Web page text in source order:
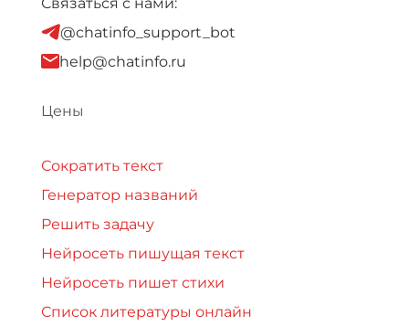
@chatinfo_support_bot
help@chatinfo.ru
Цены
Сократить текст
Генератор названий
Решить задачу
Нейросеть пишущая текст
Нейросеть пишет стихи
Список литературы онлайн